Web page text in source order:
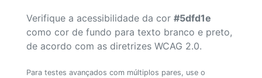
Verifique a acessibilidade da cor #5dfd1e
como cor de fundo para texto branco e preto,
de acordo com as diretrizes WCAG 2.0.
Para testes avançados com múltiplos pares, use o